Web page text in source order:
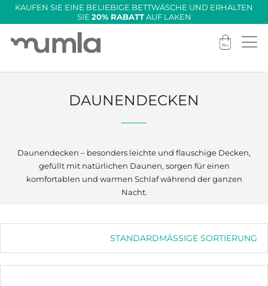
KAUFEN SIE EINE BELIEBIGE BETTWÄSCHE UND ERHALTEN
SIE 20% RABATTAUF LAKEN
DAUNENDECKEN
Daunendecken – besonders leichte und flauschige Decken,
gefüllt mit natürlichen Daunen, sorgen für einen
komfortablen und warmen Schlaf während der ganzen
Nacht.
STANDARDMÄSSIGE SORTIERUNG
Standardmäßige Sortierung
Nach Beliebtheit sortieren